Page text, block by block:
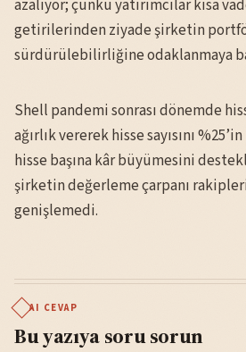
azalıyor; çünkü yatırımcılar kısa
getirilerinden ziyade şirketin
sürdürülebilirliğine odaklanmaya
Shell pandemi sonrası dönemde
ağırlık vererek hisse sayısını
hisse başına kâr büyümesini
şirketin değerleme çarpanı
genişlemedi.
AI CEVAP
Bu yazıya soru sorun